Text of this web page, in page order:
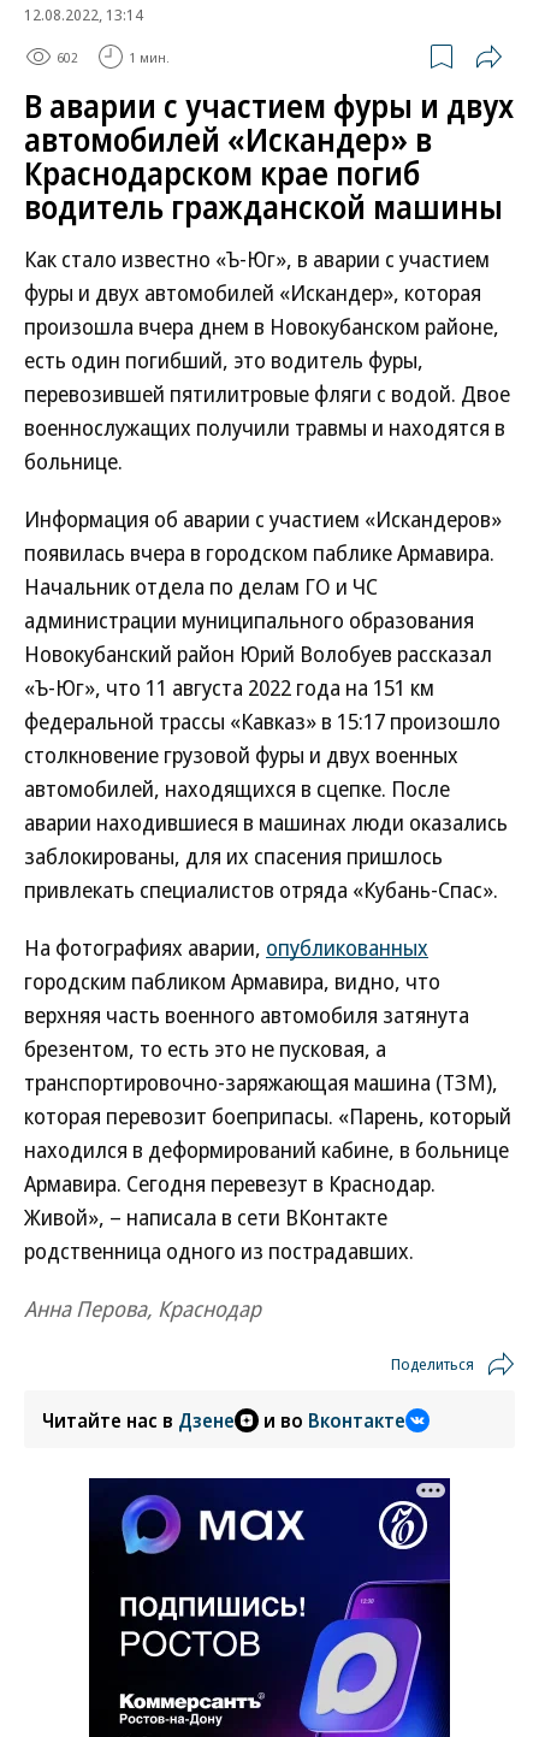
12.08.2022, 13:14
602 1 мин.
В аварии с участием фуры и двух
автомобилей «Искандер» в
Краснодарском крае погиб
водитель гражданской машины
Как стало известно «Ъ-Юг», в аварии с участием
фуры и двух автомобилей «Искандер», которая
произошла вчера днем в Новокубанском районе,
есть один погибший, это водитель фуры,
перевозившей пятилитровые фляги с водой. Двое
военнослужащих получили травмы и находятся в
больнице.
Информация об аварии с участием «Искандеров»
появилась вчера в городском паблике Армавира.
Начальник отдела по делам ГО и ЧС
администрации муниципального образования
Новокубанский район Юрий Волобуев рассказал
«Ъ-Юг», что 11 августа 2022 года на 151 км
федеральной трассы «Кавказ» в 15:17 произошло
столкновение грузовой фуры и двух военных
автомобилей, находящихся в сцепке. После
аварии находившиеся в машинах люди оказались
заблокированы, для их спасения пришлось
привлекать специалистов отряда «Кубань-Спас».
На фотографиях аварии, опубликованных
городским пабликом Армавира, видно, что
верхняя часть военного автомобиля затянута
брезентом, то есть это не пусковая, а
транспортировочно-заряжающая машина (ТЗМ),
которая перевозит боеприпасы. «Парень, который
находился в деформирований кабине, в больнице
Армавира. Сегодня перевезут в Краснодар.
Живой», – написала в сети ВКонтакте
родственница одного из пострадавших.
Анна Перова, Краснодар
Поделиться
Читайте нас в Дзене и во Вконтакте